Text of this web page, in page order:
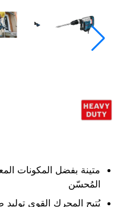
متينة بفضل المكونات
المُحسّن